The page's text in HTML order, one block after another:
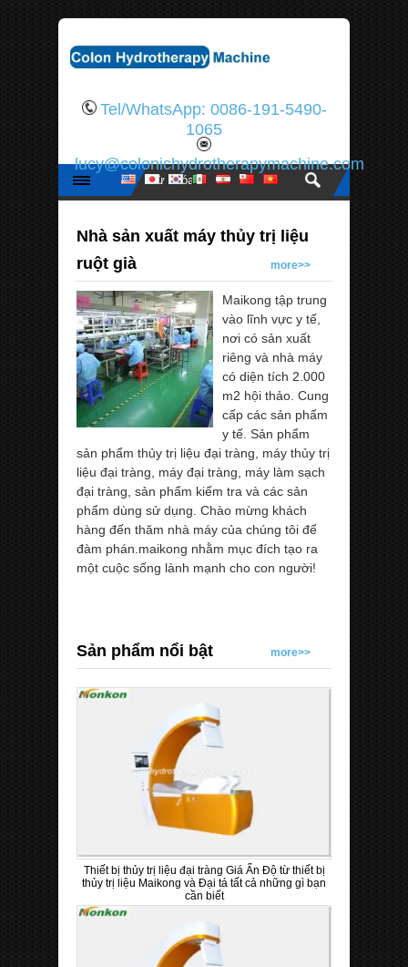
Tel/WhatsApp: 0086-191-5490-
1065
lucy@colonichydrotherapymachine.com
Nhà sản xuất máy thủy trị liệu
ruột già
more>>
Maikong tập trung
vào lĩnh vực y tế,
nơi có sản xuất
riêng và nhà máy
có diện tích 2.000
m2 hội thảo. Cung
cấp các sản phẩm
y tế. Sản phẩm
sản phẩm thủy trị liệu đại tràng, máy thủy trị
liệu đại tràng, máy đại tràng, máy làm sạch
đại tràng, sản phẩm kiểm tra và các sản
phẩm dùng sử dụng. Chào mừng khách
hàng đến thăm nhà máy của chúng tôi để
đàm phán.maikong nhằm mục đích tạo ra
một cuộc sống lành mạnh cho con người!
Sản phẩm nổi bật more>>
Thiết bị thủy trị liệu đại tràng Giá Ấn Độ từ thiết bị
thủy trị liệu Maikong và Đại tá tất cả những gì bạn
cần biết